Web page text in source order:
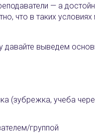
— а
что в таких
давайте выведем
(зубрежка, учеба
группой